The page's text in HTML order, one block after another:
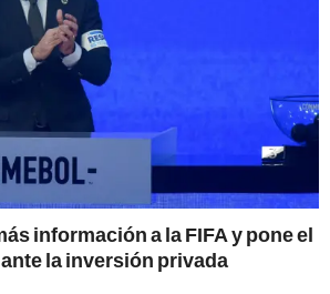
información a la FIFA y pone el
la inversión privada